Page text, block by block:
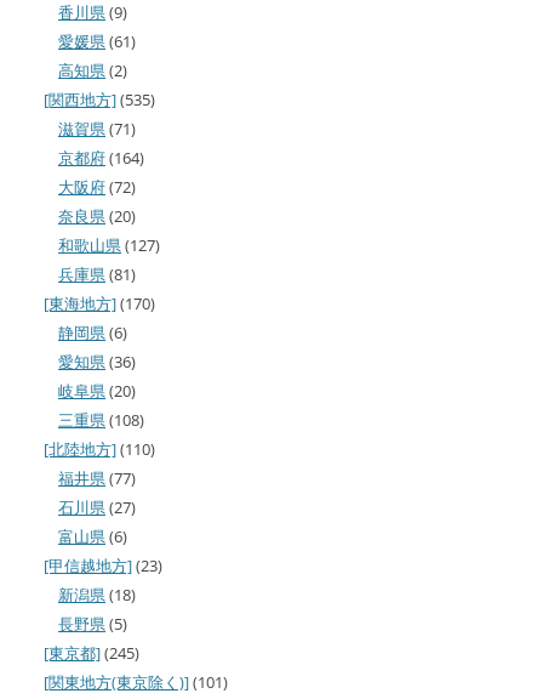
香川県(9)
愛媛県(61)
高知県(2)
[関西地方](535)
滋賀県(71)
京都府(164)
大阪府(72)
奈良県(20)
和歌山県(127)
兵庫県(81)
[東海地方](170)
静岡県(6)
愛知県(36)
岐阜県(20)
三重県(108)
[北陸地方](110)
福井県(77)
石川県(27)
富山県(6)
[甲信越地方](23)
新潟県(18)
長野県(5)
[東京都](245)
[関東地方(東京除く)](101)